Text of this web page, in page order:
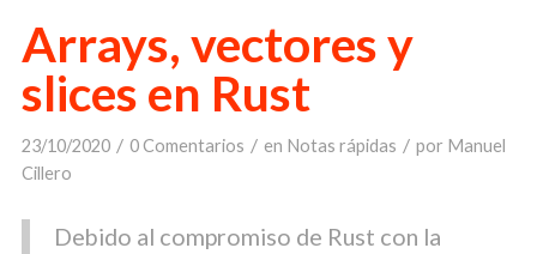
Arrays, vectores y
slices en Rust
23/10/2020 / 0 Comentarios / en Notas rápidas / por Manuel
Cillero
Debido al compromiso de Rust con la